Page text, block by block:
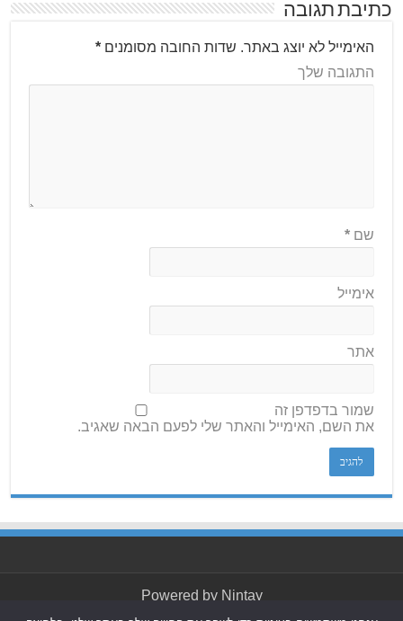
כתיבת תגובה
האימייל לא יוצג באתר. שדות החובה מסומנים*
התגובה שלך
שם*
אימייל
אתר
שמור בדפדפן זה
את השם, האימייל והאתר שלי לפעם הבאה שאגיב.
Powered by Nintay